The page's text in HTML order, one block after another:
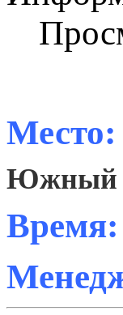
Место:
Южный
Время: